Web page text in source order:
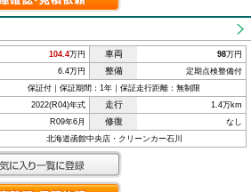
104.4万円 車両 98万円
6.4万円 整備 定期点検整備付
保証付｜保証期間：1年｜保証走行距離：無制限
2022(R04)年式 走行 1.4万km
R09年6月 修復 なし
北海道函館中央店・クリーンカー石川